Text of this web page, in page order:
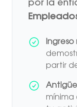
por la
Ingreso
partir
mínima